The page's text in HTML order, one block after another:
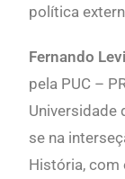
política
Fernando
pela PUC –
Universidade
se na
História, com